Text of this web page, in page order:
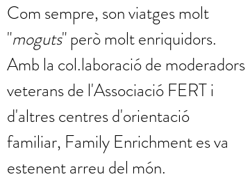
Com sempre, son viatges molt
"moguts" però molt enriquidors.
Amb la col.laboració de moderadors
veterans de l'Associació FERT i
d'altres centres d'orientació
familiar, Family Enrichment es va
estenent arreu del món.